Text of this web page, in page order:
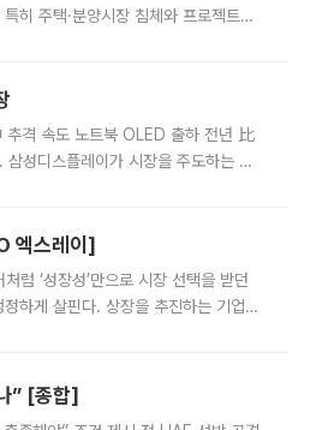
히 주택·분양시장 침체와 프로젝트파
격 속도 노트북 OLED 출하 전년 比
성디스플레이가 시장을 주도하는 가
엑스레이]
럼 ‘성장성’만으로 시장 선택을 받던
하게 살핀다. 상장을 추진하는 기업들
” [종합]